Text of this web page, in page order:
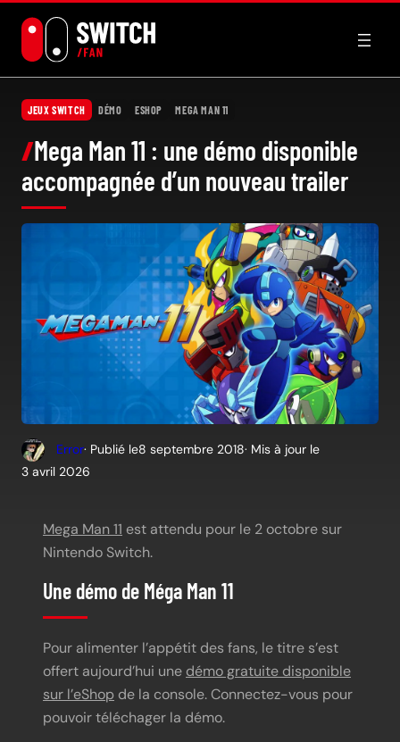
contenu
JEUX SWITCH DÉMO ESHOP MEGA MAN 11
Mega Man 11 : une démo disponible
accompagnée d’un nouveau trailer
Error· Publié le8 septembre 2018· Mis à jour le
3 avril 2026
Mega Man 11 est attendu pour le 2 octobre sur
Nintendo Switch.
Une démo de Méga Man 11
Pour alimenter l’appétit des fans, le titre s’est
offert aujourd’hui une démo gratuite disponible
sur l’eShop de la console. Connectez-vous pour
pouvoir téléchager la démo.